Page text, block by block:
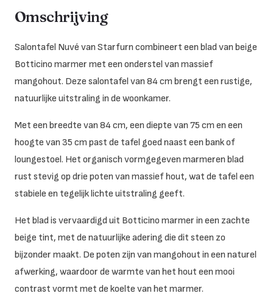
Omschrijving
Salontafel Nuvé van Starfurn combineert een blad van beige
Botticino marmer met een onderstel van massief
mangohout. Deze salontafel van 84 cm brengt een rustige,
natuurlijke uitstraling in de woonkamer.
Met een breedte van 84 cm, een diepte van 75 cm en een
hoogte van 35 cm past de tafel goed naast een bank of
loungestoel. Het organisch vormgegeven marmeren blad
rust stevig op drie poten van massief hout, wat de tafel een
stabiele en tegelijk lichte uitstraling geeft.
Het blad is vervaardigd uit Botticino marmer in een zachte
beige tint, met de natuurlijke adering die dit steen zo
bijzonder maakt. De poten zijn van mangohout in een naturel
afwerking, waardoor de warmte van het hout een mooi
contrast vormt met de koelte van het marmer.